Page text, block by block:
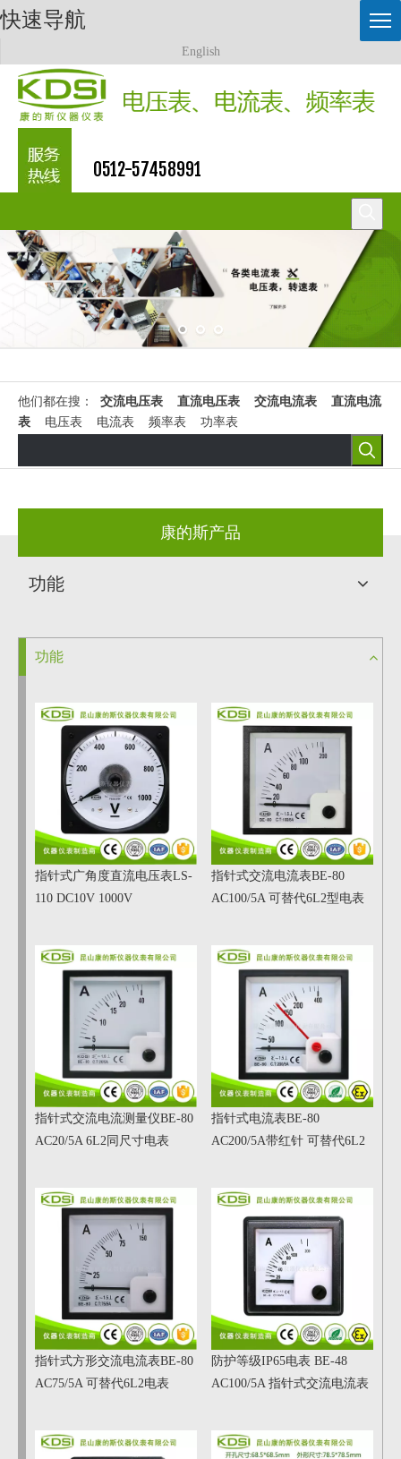
快速导航
English
0512-57458991
他们都在搜： 交流电压表 直流电压表 交流电流表
直流电流
表 电压表 电流表 频率表 功率表
康的斯产品
功能
功能
指针式广角度直流电压表LS-
110 DC10V 1000V
指针式交流电流表BE-80
AC100/5A 可替代6L2型电表
指针式交流电流测量仪BE-80
AC20/5A 6L2同尺寸电表
指针式电流表BE-80
AC200/5A带红针 可替代6L2
指针式方形交流电流表BE-80
AC75/5A 可替代6L2电表
防护等级IP65电表 BE-48
AC100/5A 指针式交流电流表